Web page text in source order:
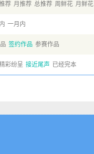
荐 月推荐 总推荐 周鲜花 月鲜花
一月内
签约作品 参赛作品
彩纷呈 接近尾声 已经完本